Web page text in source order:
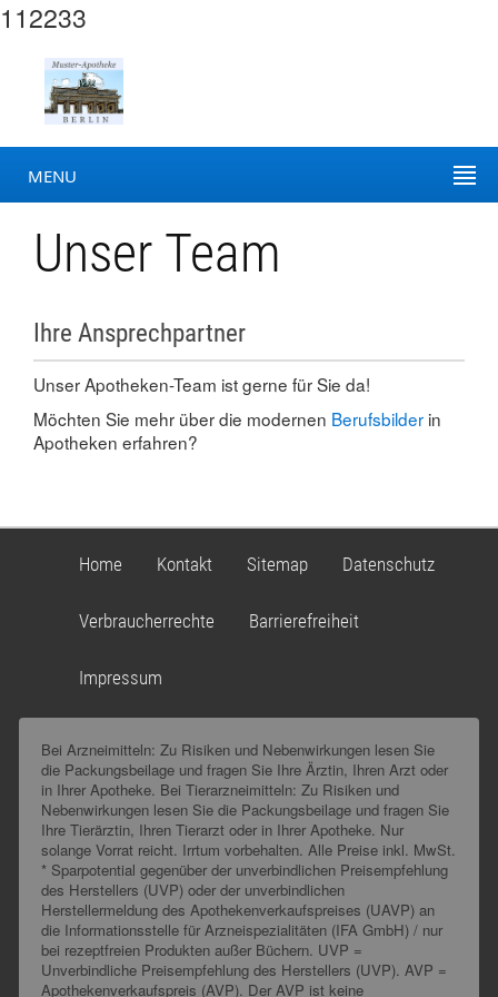
112233
MENU
Unser Team
Ihre Ansprechpartner
Unser Apotheken-Team ist gerne für Sie da!
Möchten Sie mehr über die modernen Berufsbilder in
Apotheken erfahren?
Home Kontakt Sitemap Datenschutz
Verbraucherrechte Barrierefreiheit
Impressum
Bei Arzneimitteln: Zu Risiken und Nebenwirkungen lesen Sie
die Packungsbeilage und fragen Sie Ihre Ärztin, Ihren Arzt oder
in Ihrer Apotheke. Bei Tierarzneimitteln: Zu Risiken und
Nebenwirkungen lesen Sie die Packungsbeilage und fragen Sie
Ihre Tierärztin, Ihren Tierarzt oder in Ihrer Apotheke. Nur
solange Vorrat reicht. Irrtum vorbehalten. Alle Preise inkl. MwSt.
* Sparpotential gegenüber der unverbindlichen Preisempfehlung
des Herstellers (UVP) oder der unverbindlichen
Herstellermeldung des Apothekenverkaufspreises (UAVP) an
die Informationsstelle für Arzneispezialitäten (IFA GmbH) / nur
bei rezeptfreien Produkten außer Büchern. UVP =
Unverbindliche Preisempfehlung des Herstellers (UVP). AVP =
Apothekenverkaufspreis (AVP). Der AVP ist keine